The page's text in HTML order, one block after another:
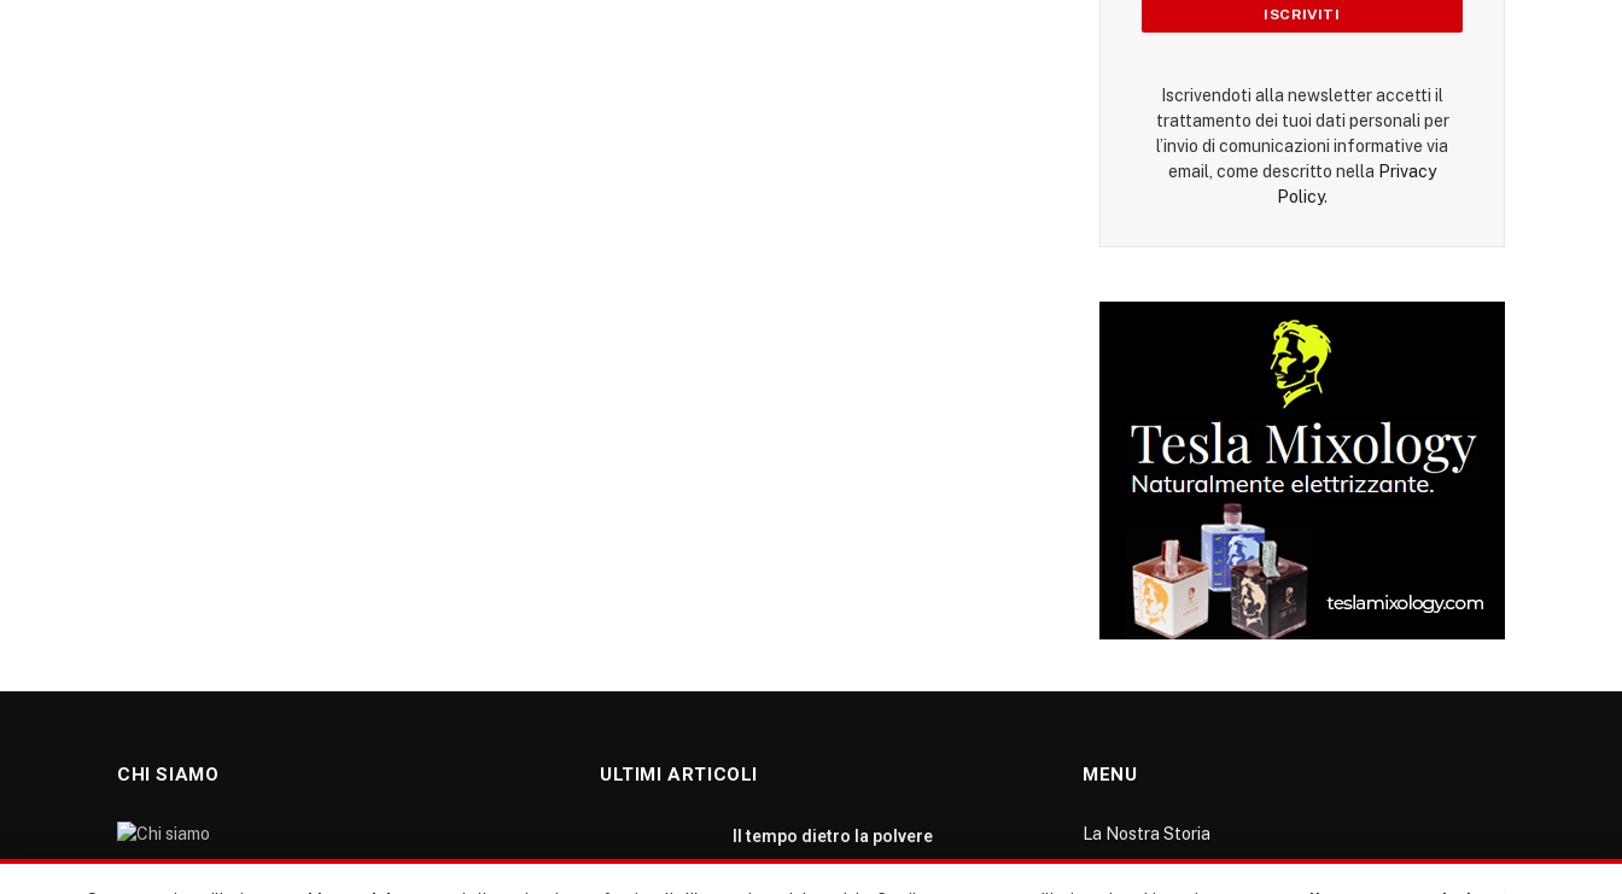
Iscrivendoti alla newsletter accetti il
trattamento dei tuoi dati personali per
l’invio di comunicazioni informative via
email, come descritto nella Privacy
Policy.
CHI SIAMO ULTIMI ARTICOLI
Il tempo dietro la polvere
MENU
La Nostra Storia